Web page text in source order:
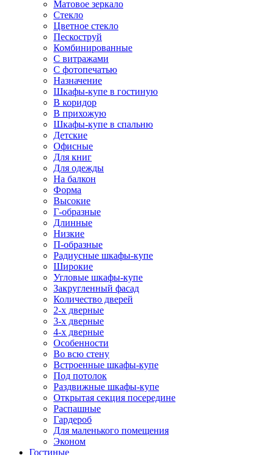
Матовое зеркало
Стекло
Цветное стекло
Пескоструй
Комбинированные
С витражами
С фотопечатью
Назначение
Шкафы-купе в гостиную
В коридор
В прихожую
Шкафы-купе в спальню
Детские
Офисные
Для книг
Для одежды
На балкон
Форма
Высокие
Г-образные
Длинные
Низкие
П-образные
Радиусные шкафы-купе
Широкие
Угловые шкафы-купе
Закругленный фасад
Количество дверей
2-х дверные
3-х дверные
4-х дверные
Особенности
Во всю стену
Встроенные шкафы-купе
Под потолок
Раздвижные шкафы-купе
Открытая секция посередине
Распашные
Гардероб
Для маленького помещения
Эконом
Гостиные